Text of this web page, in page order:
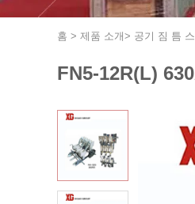
홈 > 제품 소개> 공기 짐 틈
FN5-12R(L)